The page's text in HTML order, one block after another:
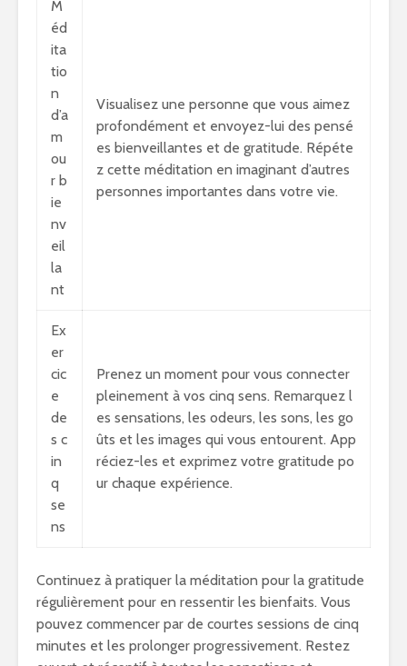
M
éd
ita
tio
n
d’a
m
ou
r b
ie
nv
eil
la
nt
Visualisez une personne que vous aimez
profondément et envoyez-lui des pensé
es bienveillantes et de gratitude. Répéte
z cette méditation en imaginant d’autres
personnes importantes dans votre vie.
Ex
er
cic
e
de
s c
in
q
se
ns
Prenez un moment pour vous connecter
pleinement à vos cinq sens. Remarquez l
es sensations, les odeurs, les sons, les go
ûts et les images qui vous entourent. App
réciez-les et exprimez votre gratitude po
ur chaque expérience.
Continuez à pratiquer la méditation pour la gratitude
régulièrement pour en ressentir les bienfaits. Vous
pouvez commencer par de courtes sessions de cinq
minutes et les prolonger progressivement. Restez